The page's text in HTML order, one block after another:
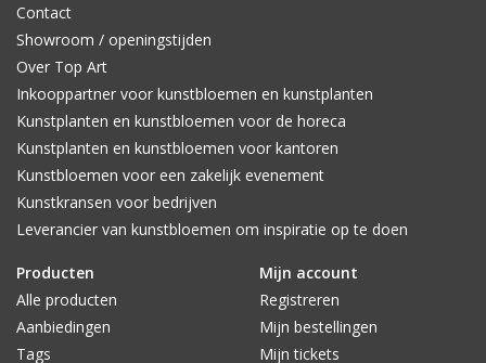
Contact
Showroom / openingstijden
Over Top Art
Inkooppartner voor kunstbloemen en kunstplanten
Kunstplanten en kunstbloemen voor de horeca
Kunstplanten en kunstbloemen voor kantoren
Kunstbloemen voor een zakelijk evenement
Kunstkransen voor bedrijven
Leverancier van kunstbloemen om inspiratie op te doen
Producten
Alle producten
Aanbiedingen
Tags
Mijn account
Registreren
Mijn bestellingen
Mijn tickets